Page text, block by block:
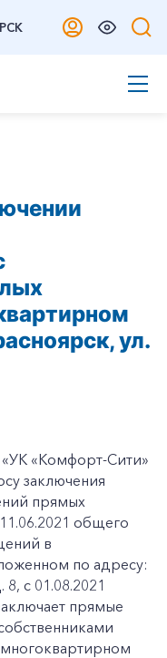
ул.
«Комфорт-Сити»
заключения
прямых
общего
в
по адресу:
8, с 01.08.2021
прямые